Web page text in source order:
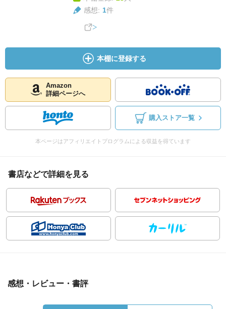
感想: 1件
本棚に登録する
Amazon
詳細ページへ
購入ストア一覧
本ページはアフィリエイトプログラムによる収益を得ています
書店などで詳細を見る
感想・レビュー・書評